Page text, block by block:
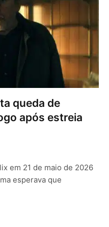
queda de
após estreia
em 21 de maio de 2026
esperava que